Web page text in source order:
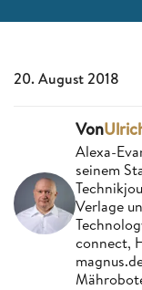
20. August 2018
Von
Alexa-
seinem
Verlage
connect,